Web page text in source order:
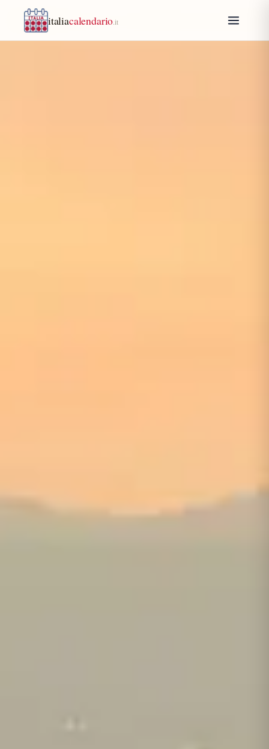
italiacalendario .it